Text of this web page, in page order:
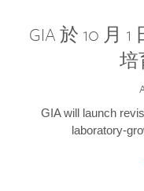
GIA 於 10 月
培
GIA will launch
laboratory-